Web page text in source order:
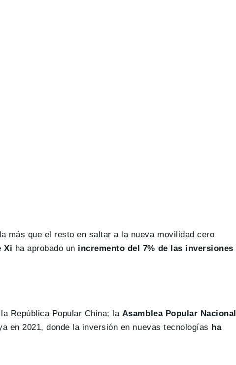
más que el resto en saltar a la nueva movilidad cero
Xi ha aprobado un incremento del 7% de las inversiones
República Popular China; la Asamblea Popular Nacional
en 2021, donde la inversión en nuevas tecnologías ha